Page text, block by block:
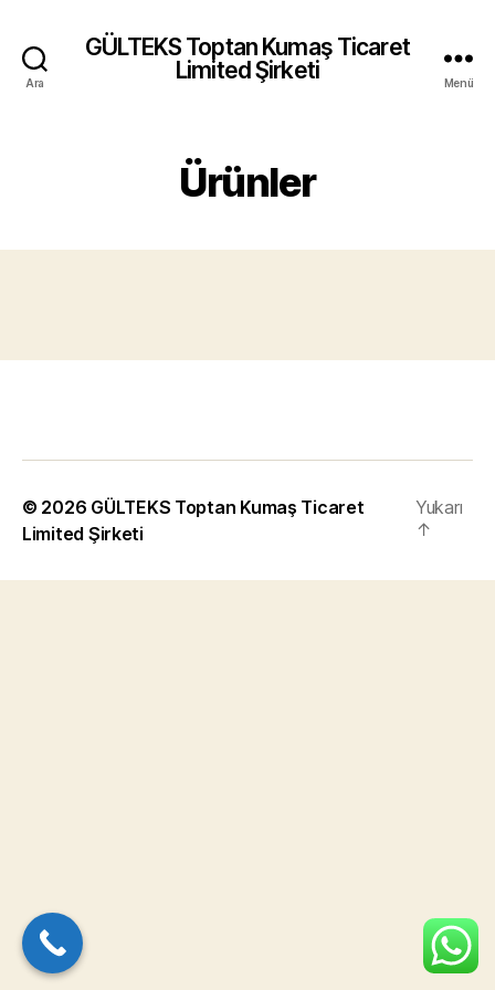
Ara
GÜLTEKS Toptan Kumaş Ticaret
Limited Şirketi
Menü
Ürünler
© 2026 GÜLTEKS Toptan Kumaş Ticaret
Limited Şirketi
Yukarı
↑